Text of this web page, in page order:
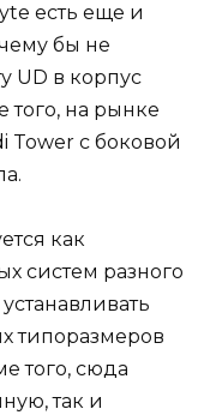
есть еще и
бы не
UD в корпус
того, на рынке
Tower с боковой
как
систем разного
типоразмеров
того, сюда
так и